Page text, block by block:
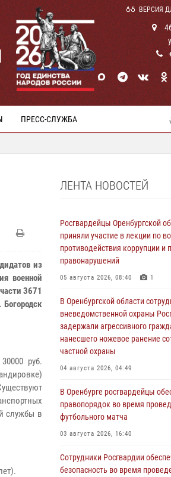
ВЕРСИЯ
ПРЕСС-СЛУЖБА
из
военной
3671
руб.
службы в
ЛЕНТА НОВОСТЕЙ
Росгвардейцы Оренбургской
приняли участие в лекции по
противодействия коррупции и
правонарушений
05 августа 2026, 08:40 1
В Оренбургской области
вневедомственной охраны
задержали агрессивного
нанесшего ножевое ранение
частной охраны
04 августа 2026, 04:49
В Оренбурге росгвардейцы
правопорядок во время
футбольного матча
03 августа 2026, 16:40
Сотрудники Росгвардии
безопасность во время